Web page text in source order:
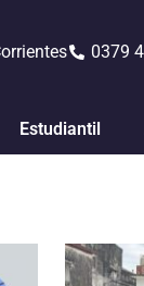
0379
Estudiantil